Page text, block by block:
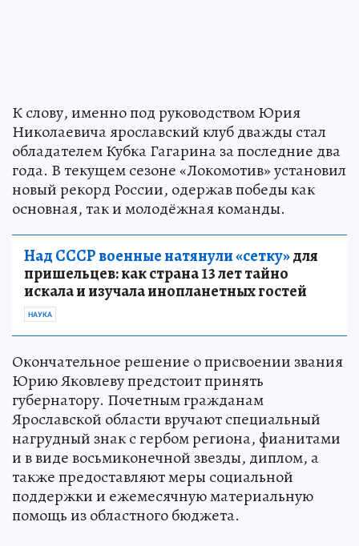
К слову, именно под руководством Юрия
Николаевича ярославский клуб дважды стал
обладателем Кубка Гагарина за последние два
года. В текущем сезоне «Локомотив» установил
новый рекорд России, одержав победы как
основная, так и молодёжная команды.
Над СССР военные натянули «сетку»для
пришельцев: как страна 13 лет тайно
искала и изучала инопланетных гостей
НАУКА
Окончательное решение о присвоении звания
Юрию Яковлеву предстоит принять
губернатору. Почетным гражданам
Ярославской области вручают специальный
нагрудный знак с гербом региона, фианитами
и в виде восьмиконечной звезды, диплом, а
также предоставляют меры социальной
поддержки и ежемесячную материальную
помощь из областного бюджета.